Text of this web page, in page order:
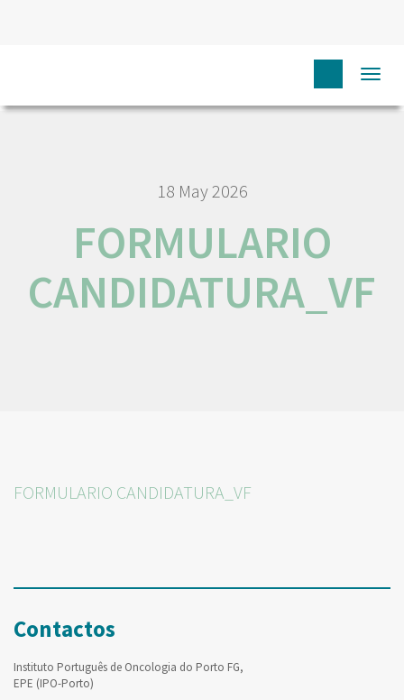
18 May 2026
FORMULARIO
CANDIDATURA_VF
FORMULARIO CANDIDATURA_VF
Contactos
Instituto Português de Oncologia do Porto FG,
EPE (IPO-Porto)